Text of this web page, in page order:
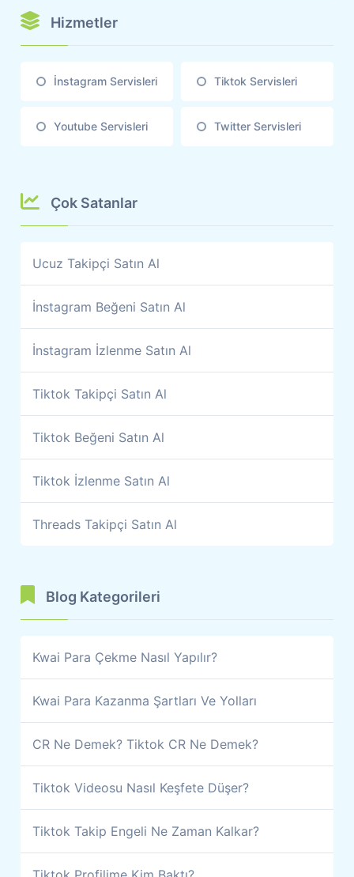
Hizmetler
İnstagram Servisleri Tiktok Servisleri
Youtube Servisleri Twitter Servisleri
Çok Satanlar
Ucuz Takipçi Satın Al
İnstagram Beğeni Satın Al
İnstagram İzlenme Satın Al
Tiktok Takipçi Satın Al
Tiktok Beğeni Satın Al
Tiktok İzlenme Satın Al
Threads Takipçi Satın Al
Blog Kategorileri
Kwai Para Çekme Nasıl Yapılır?
Kwai Para Kazanma Şartları Ve Yolları
CR Ne Demek? Tiktok CR Ne Demek?
Tiktok Videosu Nasıl Keşfete Düşer?
Tiktok Takip Engeli Ne Zaman Kalkar?